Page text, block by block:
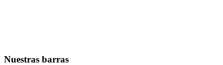
Nuestras barras